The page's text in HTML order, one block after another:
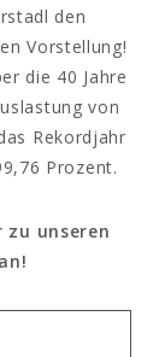
den
Vorstellung!
die 40 Jahre
von
Rekordjahr
Prozent.
zu unseren